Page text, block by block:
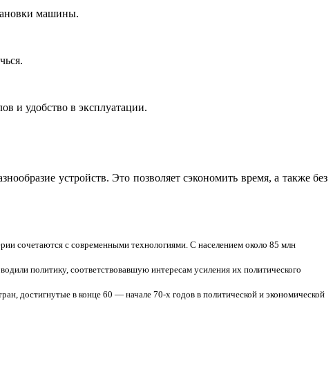
машины.
и удобство в эксплуатации.
устройств. Это позволяет сэкономить время, а также без
сочетаются с современными технологиями. С населением около 85 млн
политику, соответствовавшую интересам усиления их политического
достигнутые в конце 60 — начале 70-х годов в политической и экономической